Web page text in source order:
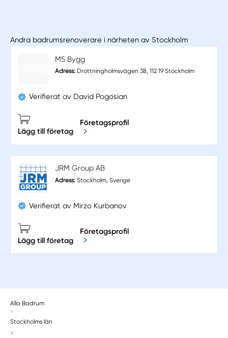
Andra badrumsrenoverare i närheten av Stockholm
M5 Bygg
Adress: Drottningholmsvägen 38, 112 19 Stockholm
Verifierat av David Pogosian
Lägg till företag
Företagsprofil
JRM Group AB
Adress: Stockholm, Sverige
Verifierat av Mirzo Kurbanov
Lägg till företag
Företagsprofil
Alla Badrum
»
Stockholms län
»